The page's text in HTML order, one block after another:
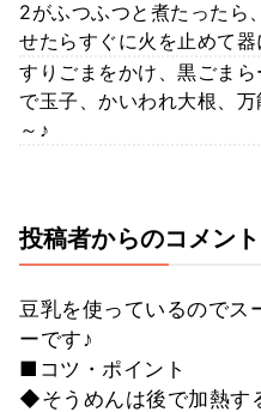
2がふつふつと煮たったら
せたらすぐに火を止めて器
すりごまをかけ、黒ごま
で玉子、かいわれ大根、
～♪
投稿者からのコメント
豆乳を使っているのでス
ーです♪
■コツ・ポイント
◆そうめんは後で加熱す